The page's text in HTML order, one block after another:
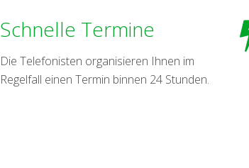
Schnelle Termine
Die Telefonisten organisieren Ihnen im
Regelfall einen Termin binnen 24 Stunden.